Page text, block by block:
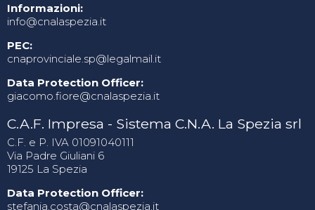
Informazioni:
info@cnalaspezia.it
PEC:
cnaprovinciale.sp@legalmail.it
Data Protection Officer:
giacomo.fiore@cnalaspezia.it
C.A.F. Impresa - Sistema C.N.A. La Spezia srl
C.F. e P. IVA 01091040111
Via Padre Giuliani 6
19125 La Spezia
Data Protection Officer:
stefania.costa@cnalaspezia.it